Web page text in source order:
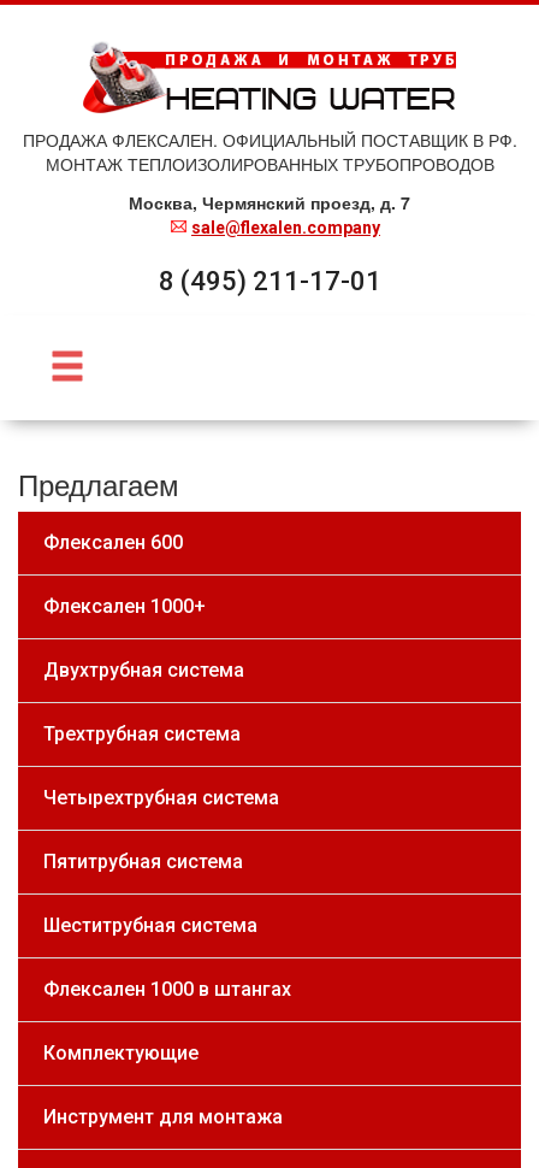
ПРОДАЖА ФЛЕКСАЛЕН. ОФИЦИАЛЬНЫЙ ПОСТАВЩИК В РФ.
МОНТАЖ ТЕПЛОИЗОЛИРОВАННЫХ ТРУБОПРОВОДОВ
Москва, Чермянский проезд, д. 7
sale@flexalen.company
8 (495) 211-17-01
Предлагаем
Флексален 600
Флексален 1000+
Двухтрубная система
Трехтрубная система
Четырехтрубная система
Пятитрубная система
Шеститрубная система
Флексален 1000 в штангах
Комплектующие
Инструмент для монтажа